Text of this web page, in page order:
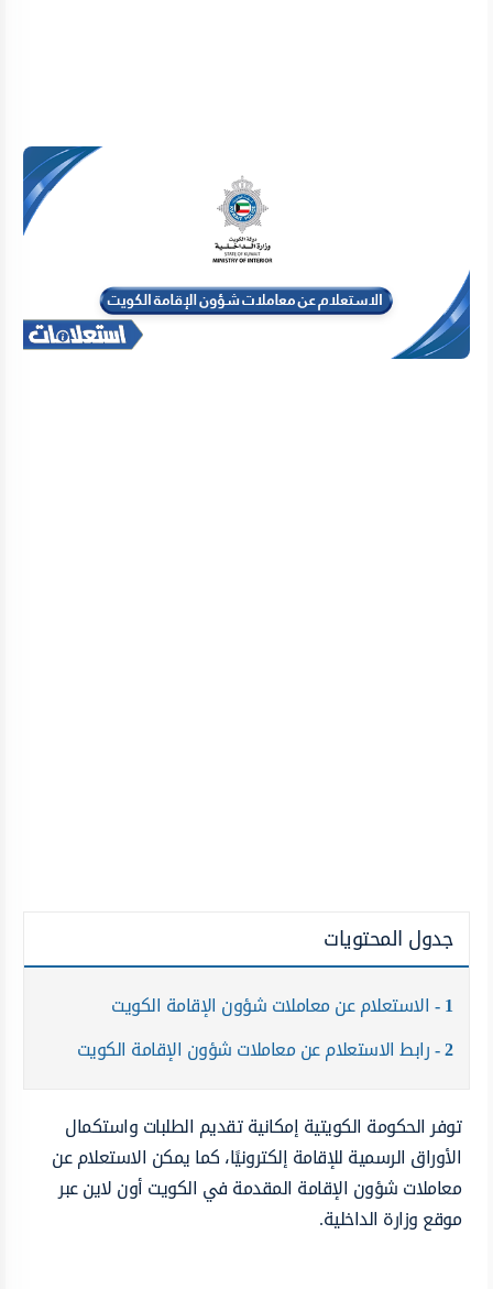
جدول المحتويات
1 الاستعلام عن معاملات شؤون الإقامة الكويت
2 رابط الاستعلام عن معاملات شؤون الإقامة الكويت
توفر الحكومة الكويتية إمكانية تقديم الطلبات واستكمال
الأوراق الرسمية للإقامة إلكترونيًا، كما يمكن الاستعلام عن
معاملات شؤون الإقامة المقدمة في الكويت أون لاين عبر
موقع وزارة الداخلية.